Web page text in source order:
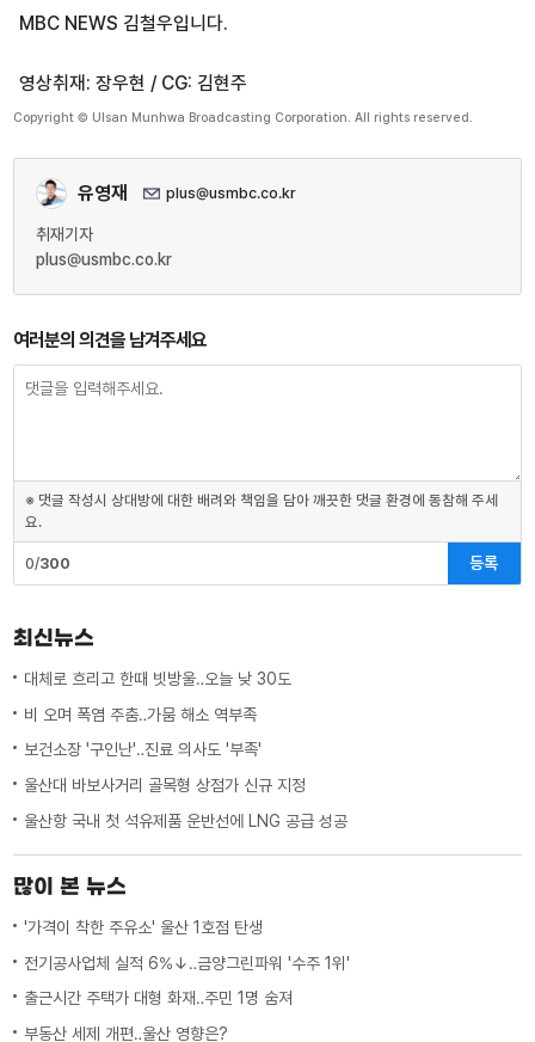
MBC NEWS 김철우입니다.
영상취재: 장우현 / CG: 김현주
Copyright © Ulsan Munhwa Broadcasting Corporation. All rights reserved.
유영재 plus@usmbc.co.kr
취재기자
plus@usmbc.co.kr
여러분의 의견을 남겨주세요
※ 댓글 작성시 상대방에 대한 배려와 책임을 담아 깨끗한 댓글 환경에 동참해 주세
요.
0/300 등록
최신뉴스
대체로 흐리고 한때 빗방울‥오늘 낮 30도
비 오며 폭염 주춤‥가뭄 해소 역부족
보건소장 '구인난'‥진료 의사도 '부족'
울산대 바보사거리 골목형 상점가 신규 지정
울산항 국내 첫 석유제품 운반선에 LNG 공급 성공
많이 본 뉴스
'가격이 착한 주유소' 울산 1호점 탄생
전기공사업체 실적 6%↓‥금양그린파워 '수주 1위'
출근시간 주택가 대형 화재‥주민 1명 숨져
부동산 세제 개편‥울산 영향은?